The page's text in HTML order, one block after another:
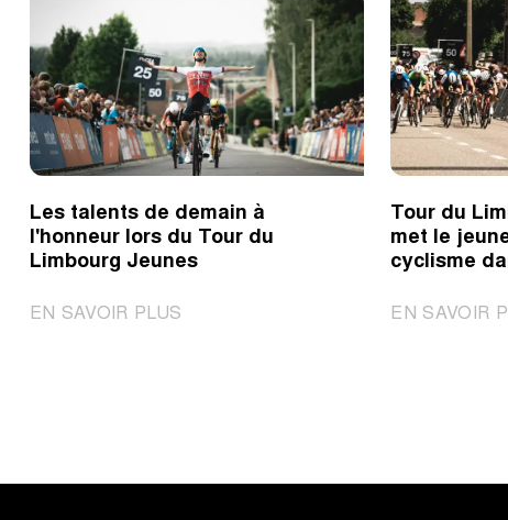
Les talents de demain à
l'honneur lors du Tour du
Limbourg Jeunes
EN SAVOIR PLUS
Tour du
met le
cyclisme
EN SAVOIR